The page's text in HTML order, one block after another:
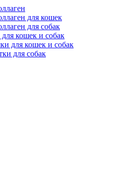
для кошек
для собак
кошек и собак
для кошек и собак
для собак